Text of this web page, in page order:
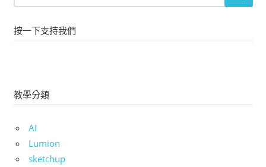
按一下支持我們
教學分類
AI
Lumion
sketchup